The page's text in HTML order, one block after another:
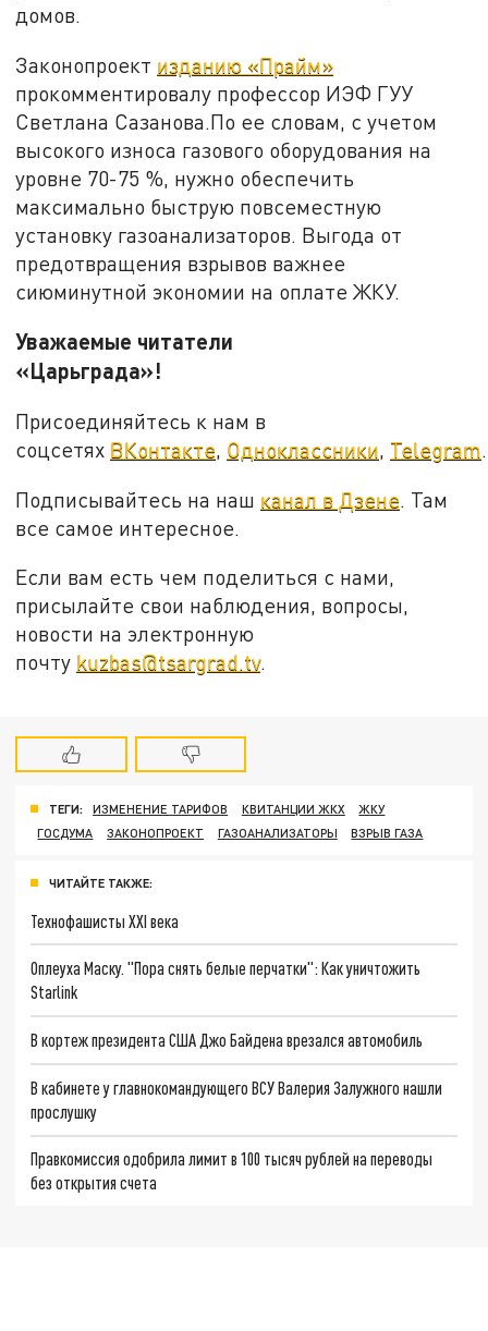
домов.
Законопроект изданию «Прайм»
прокомментировалу профессор ИЭФ ГУУ
Светлана Сазанова.По ее словам, с учетом
высокого износа газового оборудования на
уровне 70-75 %, нужно обеспечить
максимально быструю повсеместную
установку газоанализаторов. Выгода от
предотвращения взрывов важнее
сиюминутной экономии на оплате ЖКУ.
Уважаемые читатели
«Царьграда»!
Присоединяйтесь к нам в
соцсетях ВКонтакте, Одноклассники, Telegram.
Подписывайтесь на наш канал в Дзене . Там
все самое интересное.
Если вам есть чем поделиться с нами,
присылайте свои наблюдения, вопросы,
новости на электронную
почту kuzbas@tsargrad.tv.
ТЕГИ: ИЗМЕНЕНИЕ ТАРИФОВ КВИТАНЦИИ ЖКХ
ЖКУ
ГОСДУМА
ЗАКОНОПРОЕКТ ГАЗОАНАЛИЗАТОРЫ ВЗРЫВ ГАЗА
ЧИТАЙТЕ ТАКЖЕ:
Технофашисты XXI века
Оплеуха Маску. "Пора снять белые перчатки": Как уничтожить
Starlink
В кортеж президента США Джо Байдена врезался автомобиль
В кабинете у главнокомандующего ВСУ Валерия Залужного нашли
прослушку
Правкомиссия одобрила лимит в 100 тысяч рублей на переводы
без открытия счета